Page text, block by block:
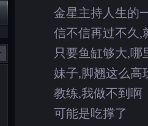
金星主持人生的
信不信再过不久,
只要鱼缸够大,哪
妹子,脚翘这么高
教练,我做不到啊
可能是吃撑了